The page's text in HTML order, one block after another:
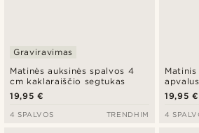
Matinės auksinės spalvos 4
cm kaklaraiščio segtukas
Graviravimas
19,95 €
4 SPALVOS TRENDHIM
19,95 €
4